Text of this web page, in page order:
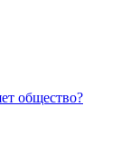
общество?